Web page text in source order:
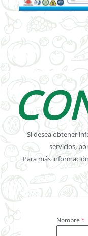
Si desea obtener
servicios,
Para más
Nombre*